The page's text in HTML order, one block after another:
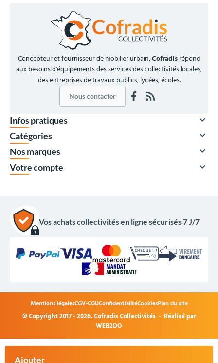
Ajouter
Concepteur et fournisseur de mobilier urbain,Cofradisrépond
aux besoins d'équipements des services des collectivités locales,
des entreprises de travaux publics, lycées, écoles.
Nous contacter
Infos pratiques 
Catégories 
Nos marques 
Votre compte 
Vos achats collectivités en ligne sécurisés 7 J/7
© Copyright 2017 - 2026,Cofradis Collectivités - Réalisé par
WEB2DO
Mentions légalesCGV-CGUConfidentialitéCookiesPlan du site